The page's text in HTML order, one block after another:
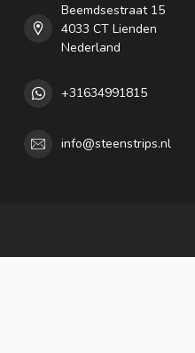
Beemdsestraat 15
4033 CT Lienden
Nederland
+31634991815
info@steenstrips.nl